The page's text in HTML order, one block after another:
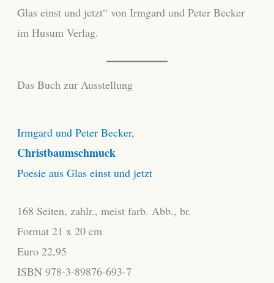
Glas einst und jetzt“ von Irmgard und Peter Becker
im Husum Verlag.
Das Buch zur Ausstellung
Irmgard und Peter Becker,
Christbaumschmuck
Poesie aus Glas einst und jetzt
168 Seiten, zahlr., meist farb. Abb., br.
Format 21 x 20 cm
Euro 22,95
ISBN 978-3-89876-693-7